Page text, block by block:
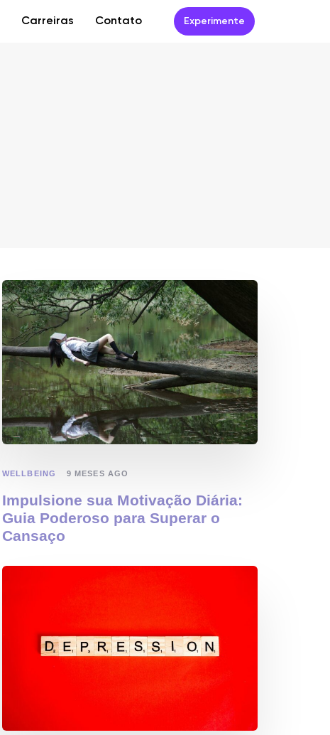
Carreiras Contato Experimente
WELLBEING 9 MESES AGO
Impulsione sua Motivação Diária:
Guia Poderoso para Superar o
Cansaço